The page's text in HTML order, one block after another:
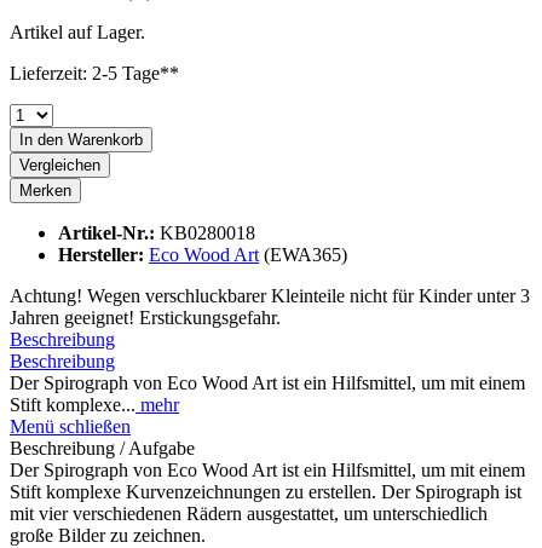
Artikel auf Lager.
Lieferzeit: 2-5 Tage**
In den Warenkorb
Vergleichen
Merken
Artikel-Nr.: KB0280018
Hersteller: Eco Wood Art (EWA365)
Achtung! Wegen verschluckbarer Kleinteile nicht für Kinder unter 3
Jahren geeignet! Erstickungsgefahr.
Beschreibung
Beschreibung
Der Spirograph von Eco Wood Art ist ein Hilfsmittel, um mit einem
Stift komplexe... mehr
Menü schließen
Beschreibung / Aufgabe
Der Spirograph von Eco Wood Art ist ein Hilfsmittel, um mit einem
Stift komplexe Kurvenzeichnungen zu erstellen. Der Spirograph ist
mit vier verschiedenen Rädern ausgestattet, um unterschiedlich
große Bilder zu zeichnen.